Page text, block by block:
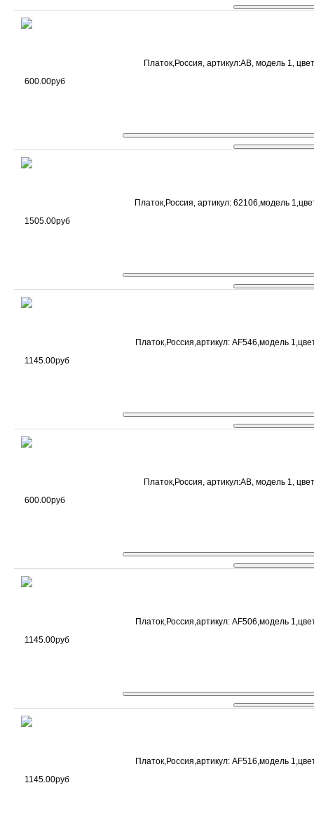
Платок,Россия, артикул:AB, модель 1,
600.00руб
Платок,Россия, артикул: 62106,модель
1505.00руб
Платок,Россия,артикул: AF546,модель
1145.00руб
Платок,Россия, артикул:AB, модель 1,
600.00руб
Платок,Россия,артикул: AF506,модель
1145.00руб
Платок,Россия,артикул: AF516,модель
1145.00руб